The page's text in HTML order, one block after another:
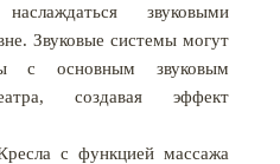
звуковыми
Звуковые системы могут
с основным звуковым
создавая эффект
с функцией массажа